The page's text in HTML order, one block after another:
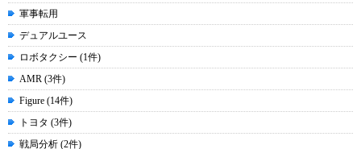
軍事転用
デュアルユース
ロボタクシー (1件)
AMR (3件)
Figure (14件)
トヨタ (3件)
戦局分析 (2件)